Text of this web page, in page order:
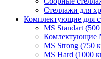
Стеллажи для
Комплектующие для
MS Standart
Комлектующие
MS Strong (750
MS Hard (1000